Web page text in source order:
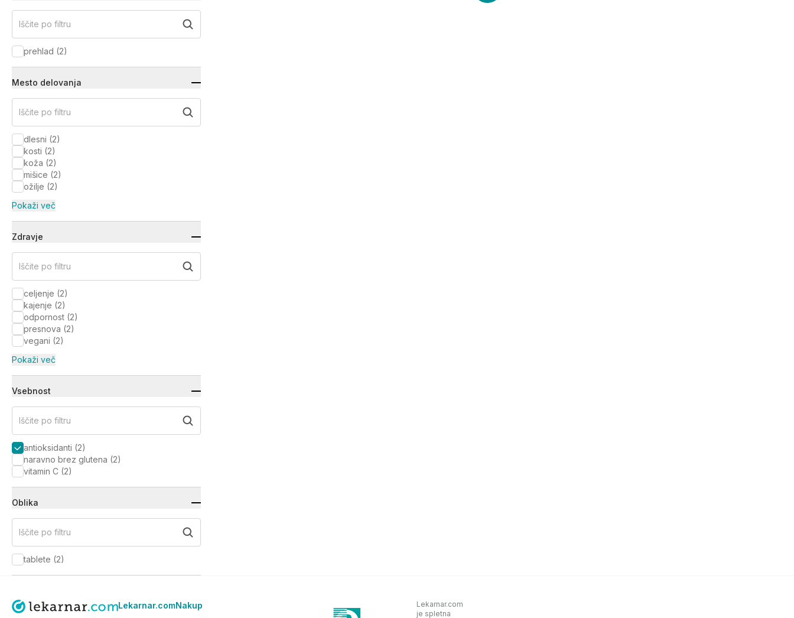
Iščite po filtru
prehlad (2)
Mesto delovanja
Iščite po filtru
dlesni (2)
kosti (2)
koža (2)
mišice (2)
ožilje (2)
Pokaži več
Zdravje
Iščite po filtru
celjenje (2)
kajenje (2)
odpornost (2)
presnova (2)
vegani (2)
Pokaži več
Vsebnost
Iščite po filtru
antioksidanti (2)
naravno brez glutena (2)
vitamin C (2)
Oblika
Iščite po filtru
tablete (2)
Lekarnar.comNakup
Lekarnar.com
je spletna